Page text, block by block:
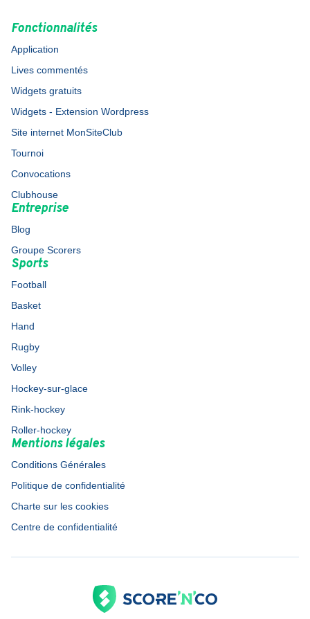
Fonctionnalités
Application
Lives commentés
Widgets gratuits
Widgets - Extension Wordpress
Site internet MonSiteClub
Tournoi
Convocations
Clubhouse
Entreprise
Blog
Groupe Scorers
Sports
Football
Basket
Hand
Rugby
Volley
Hockey-sur-glace
Rink-hockey
Roller-hockey
Mentions légales
Conditions Générales
Politique de confidentialité
Charte sur les cookies
Centre de confidentialité